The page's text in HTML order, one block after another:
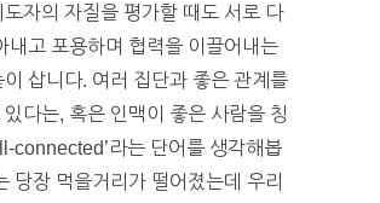
도자의 자질을 평가할 때도 서로 다
내고 포용하며 협력을 이끌어내는
이 삽니다. 여러 집단과 좋은 관계를
있다는, 혹은 인맥이 좋은 사람을 칭
connected’라는 단어를 생각해봅
당장 먹을거리가 떨어졌는데 우리